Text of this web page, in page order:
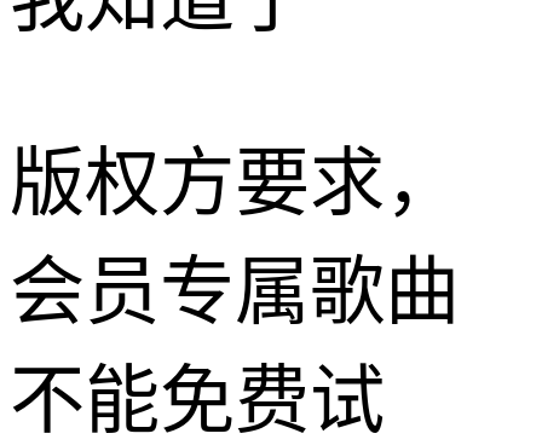
版权方要求，
会员专属歌曲
不能免费试